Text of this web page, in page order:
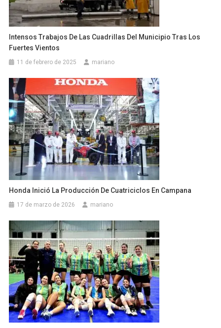
Intensos Trabajos De Las Cuadrillas Del Municipio Tras Los
Fuertes Vientos
11 de febrero de 2025 mariano
Honda Inició La Producción De Cuatriciclos En Campana
17 de marzo de 2026 mariano